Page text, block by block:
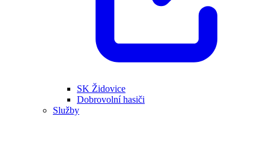
SK Židovice
Dobrovolní hasiči
Služby